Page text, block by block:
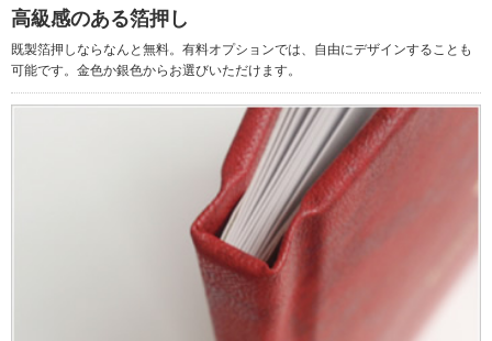
高級感のある箔押し
既製箔押しならなんと無料。有料オプションでは、自由にデザインすることも
可能です。金色か銀色からお選びいただけます。